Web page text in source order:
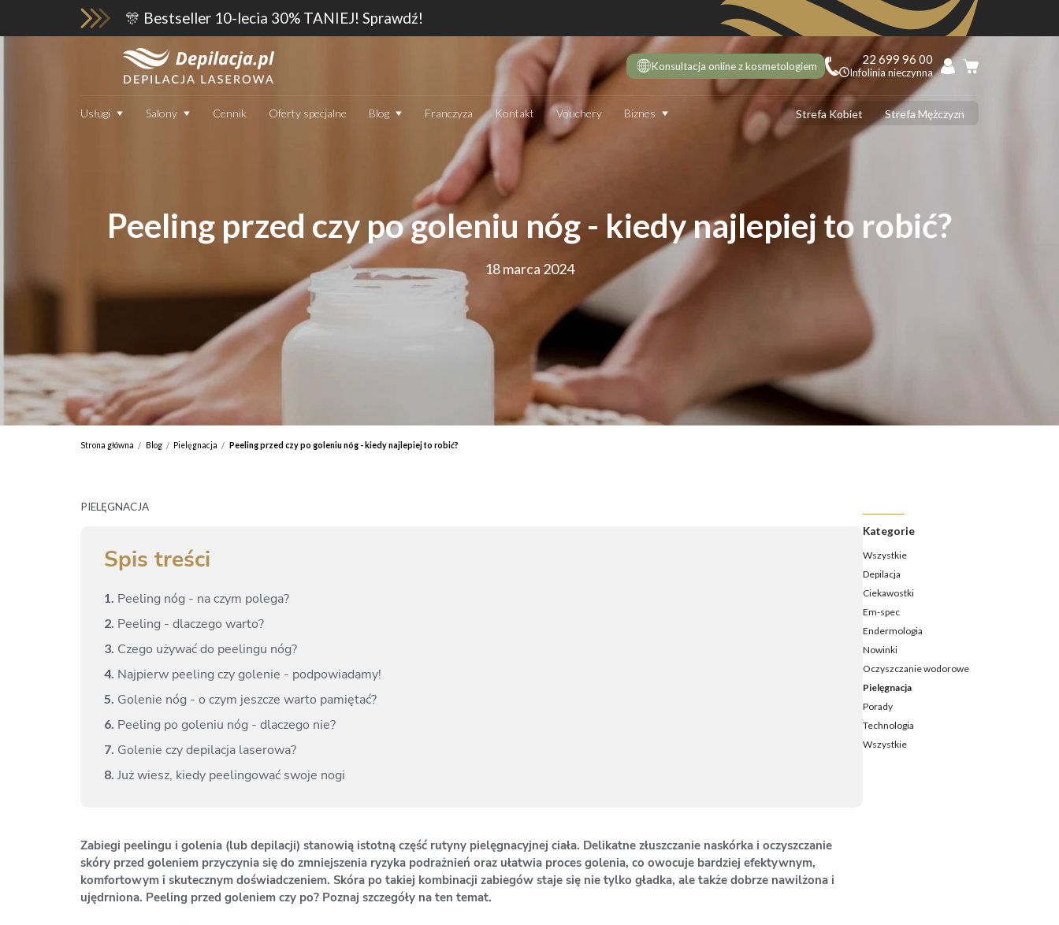
🎊 Bestseller 10-lecia 30% TANIEJ! Sprawdź!
Konsultacja online z kosmetologiem 22 699 96 00
Infolinia nieczynna
Usługi Salony Cennik Oferty specjalne Blog
JAK DZIAŁA DEPILATOR IPL I CZY WARTO GO STOSOWAĆ
Jak usunąć włoski z twarzy? 5 najlepszych sposobów
Depilacja laserowa jąder i penisa – zabieg krok po kroku
Depilacja laserowa a opalenizna
Który laser do depilacji (profesjonalny) jest najskuteczniejszy?
Elektrostymulacja mięśni - efekty, które przekonają Cię do
Endermologia – przeciwwskazania, o których warto wiedzieć
Laser aleksandrytowy czy diodowy? Porównanie
Endermologia - jak często należy ją wykonywać?
Endermologia przed i po – jakie efekty ujędrnienia i wysmuklenia
ud możesz osiągnąć?
Endermologia – ile zabiegów potrzeba, aby zobaczyć efekty?
Franczyza Kontakt Vouchery Biznes Strefa Kobiet Strefa Mężczyzn
Peeling przed czy po goleniu nóg - kiedy najlepiej to robić?
18 marca 2024
Strona główna / Blog / Pielęgnacja / Peeling przed czy po goleniu nóg - kiedy najlepiej to robić?
PIELĘGNACJA
Spis treści
1. Peeling nóg - na czym polega?
2. Peeling - dlaczego warto?
3. Czego używać do peelingu nóg?
4. Najpierw peeling czy golenie - podpowiadamy!
5. Golenie nóg - o czym jeszcze warto pamiętać?
6. Peeling po goleniu nóg - dlaczego nie?
7. Golenie czy depilacja laserowa?
8. Już wiesz, kiedy peelingować swoje nogi
Zabiegi peelingu i golenia (lub depilacji) stanowią istotną część rutyny pielęgnacyjnej ciała. Delikatne złuszczanie naskórka i oczyszczanie
skóry przed goleniem przyczynia się do zmniejszenia ryzyka podrażnień oraz ułatwia proces golenia, co owocuje bardziej efektywnym,
komfortowym i skutecznym doświadczeniem. Skóra po takiej kombinacji zabiegów staje się nie tylko gładka, ale także dobrze nawilżona i
ujędrniona. Peeling przed goleniem czy po? Poznaj szczegóły na ten temat.
Kategorie
Wszystkie
Depilacja
Ciekawostki
Em-spec
Endermologia
Nowinki
Oczyszczanie wodorowe
Pielęgnacja
Porady
Technologia
Wszystkie